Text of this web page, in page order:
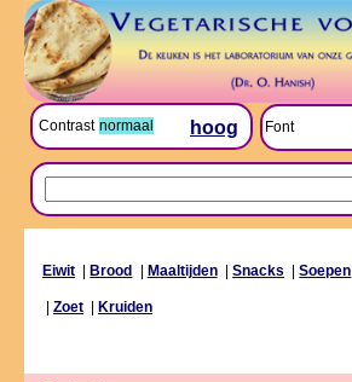
Contrast normaal hoog Font
Eiwit Brood Maaltijden|Snacks |Soepen
Zoet Kruiden